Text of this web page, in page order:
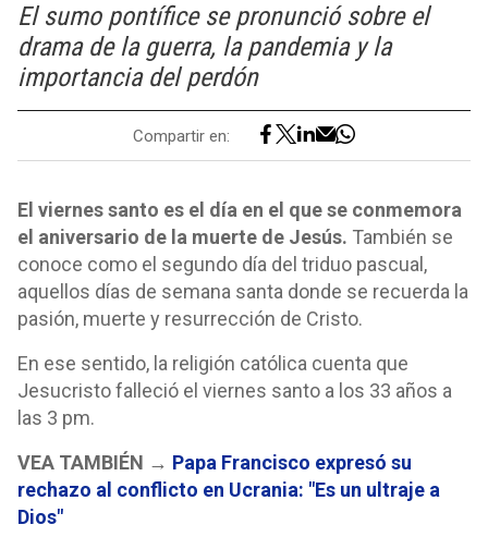
El sumo pontífice se pronunció sobre el
drama de la guerra, la pandemia y la
importancia del perdón
Compartir en:
El viernes santo es el día en el que se conmemora
el aniversario de la muerte de Jesús. También se
conoce como el segundo día del triduo pascual,
aquellos días de semana santa donde se recuerda la
pasión, muerte y resurrección de Cristo.
En ese sentido, la religión católica cuenta que
Jesucristo falleció el viernes santo a los 33 años a
las 3 pm.
VEA TAMBIÉN → Papa Francisco expresó su
rechazo al conflicto en Ucrania: "Es un ultraje a
Dios"